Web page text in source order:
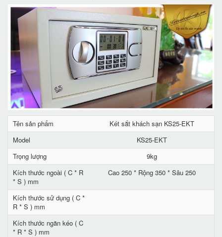
Tên sản phẩm
Két sắt khách sạn KS25-EKT
Model
KS25-EKT
Trọng lượng
9kg
Kích thước ngoài ( C * R
* S ) mm
Cao 250 * Rộng 350 * Sâu 250
Kích thước sử dụng ( C *
R * S ) mm
Kích thước ngăn kéo ( C
* R * S ) mm